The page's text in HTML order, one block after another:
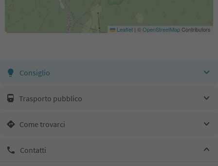
Leaflet | ©OpenStreetMapContributors
Consiglio
Trasporto pubblico
Come trovarci
Contatti